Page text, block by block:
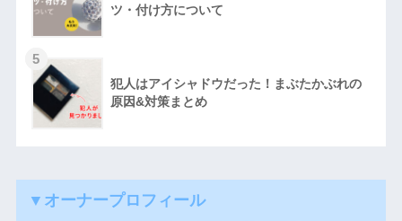
ツ・付け方について
5
犯人はアイシャドウだった！まぶたかぶれの
原因&対策まとめ
▼オーナープロフィール